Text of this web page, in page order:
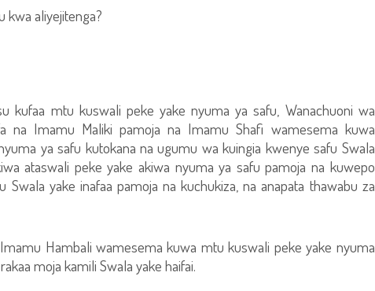
kwa aliyejitenga?
kufaa mtu kuswali peke yake nyuma ya safu, Wanachuoni wa
na Imamu Maliki pamoja na Imamu Shafi wamesema kuwa
ya safu kutokana na ugumu wa kuingia kwenye safu Swala
ataswali peke yake akiwa nyuma ya safu pamoja na kuwepo
yake inafaa pamoja na kuchukiza, na anapata thawabu za
Hambali wamesema kuwa mtu kuswali peke yake nyuma
moja kamili Swala yake haifai.